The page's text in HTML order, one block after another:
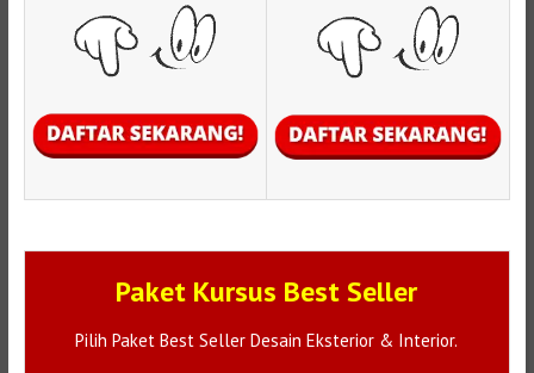
Paket Kursus Best Seller
Pilih Paket Best Seller Desain Eksterior & Interior.